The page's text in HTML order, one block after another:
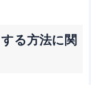
る方法に関